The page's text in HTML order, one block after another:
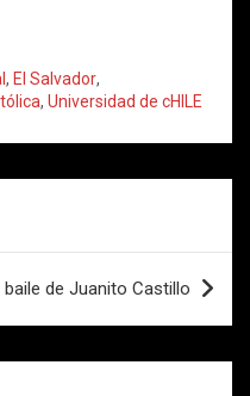
o, El Salvador,
, Universidad de cHILE
baile de Juanito Castillo